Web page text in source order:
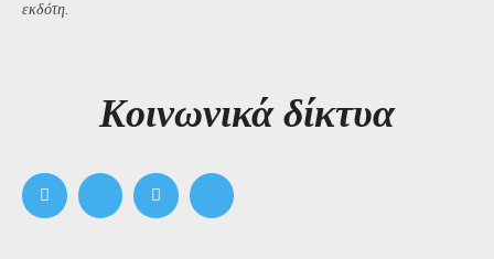
εκδότη.
Kοινωνικά δίκτυα